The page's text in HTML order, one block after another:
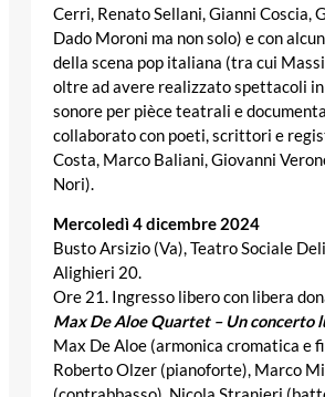
Cerri, Renato Sellani, Gianni Coscia,
Dado Moroni ma non solo) e con
della scena pop italiana (tra cui
oltre ad avere realizzato spettacoli in
sonore per pièce teatrali e
collaborato con poeti, scrittori e
Costa, Marco Baliani, Giovanni
Nori).
Mercoledì 4 dicembre 2024
Busto Arsizio (Va), Teatro Sociale
Alighieri 20.
Ore 21. Ingresso libero con libera
Max De Aloe Quartet – Un concerto
Max De Aloe (armonica cromatica e
Roberto Olzer (pianoforte), Marco